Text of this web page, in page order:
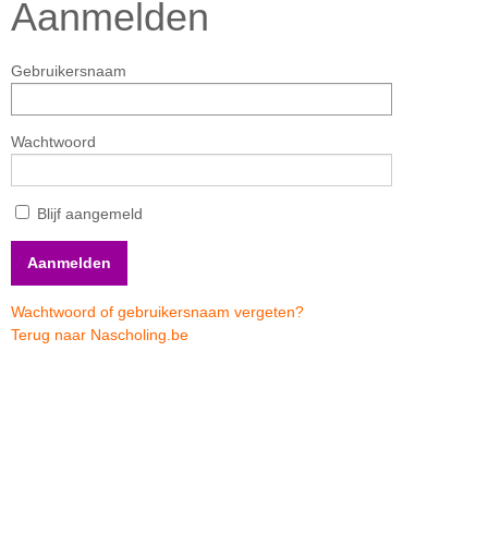
Aanmelden
Gebruikersnaam
Wachtwoord
Blijf aangemeld
Wachtwoord of gebruikersnaam vergeten?
Terug naar Nascholing.be